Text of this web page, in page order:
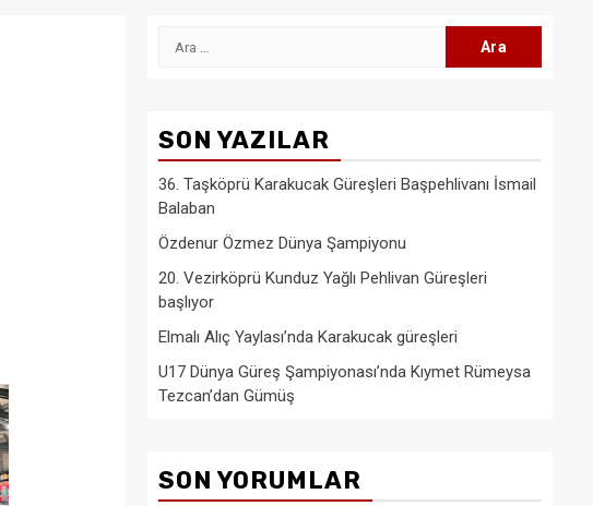
Arama:
SON YAZILAR
36. Taşköprü Karakucak Güreşleri Başpehlivanı İsmail
Balaban
Özdenur Özmez Dünya Şampiyonu
20. Vezirköprü Kunduz Yağlı Pehlivan Güreşleri
başlıyor
Elmalı Alıç Yaylası’nda Karakucak güreşleri
U17 Dünya Güreş Şampiyonası’nda Kıymet Rümeysa
Tezcan’dan Gümüş
SON YORUMLAR